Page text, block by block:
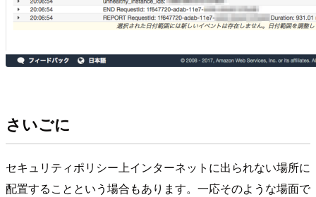
さいごに
セキュリティポリシー上インターネットに出られない場所に
配置することという場合もあります。一応そのような場面で